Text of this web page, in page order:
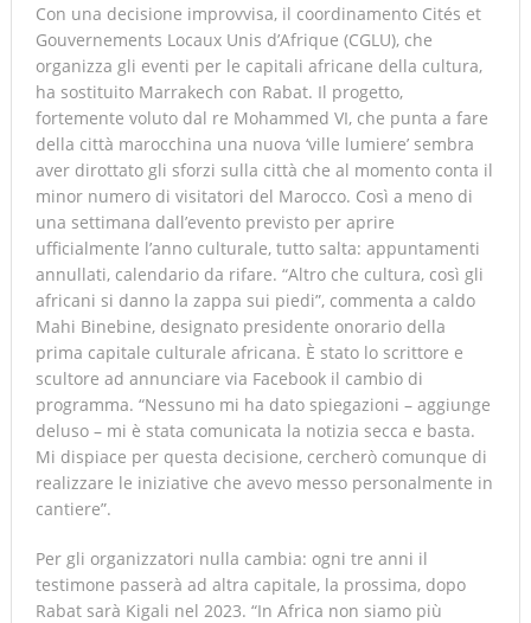
Con una decisione improvvisa, il coordinamento Cités et
Gouvernements Locaux Unis d’Afrique (CGLU), che
organizza gli eventi per le capitali africane della cultura,
ha sostituito Marrakech con Rabat. Il progetto,
fortemente voluto dal re Mohammed VI, che punta a fare
della città marocchina una nuova ‘ville lumiere’ sembra
aver dirottato gli sforzi sulla città che al momento conta il
minor numero di visitatori del Marocco. Così a meno di
una settimana dall’evento previsto per aprire
ufficialmente l’anno culturale, tutto salta: appuntamenti
annullati, calendario da rifare. “Altro che cultura, così gli
africani si danno la zappa sui piedi”, commenta a caldo
Mahi Binebine, designato presidente onorario della
prima capitale culturale africana. È stato lo scrittore e
scultore ad annunciare via Facebook il cambio di
programma. “Nessuno mi ha dato spiegazioni – aggiunge
deluso – mi è stata comunicata la notizia secca e basta.
Mi dispiace per questa decisione, cercherò comunque di
realizzare le iniziative che avevo messo personalmente in
cantiere”.
Per gli organizzatori nulla cambia: ogni tre anni il
testimone passerà ad altra capitale, la prossima, dopo
Rabat sarà Kigali nel 2023. “In Africa non siamo più